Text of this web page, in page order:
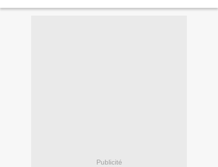
Publicité